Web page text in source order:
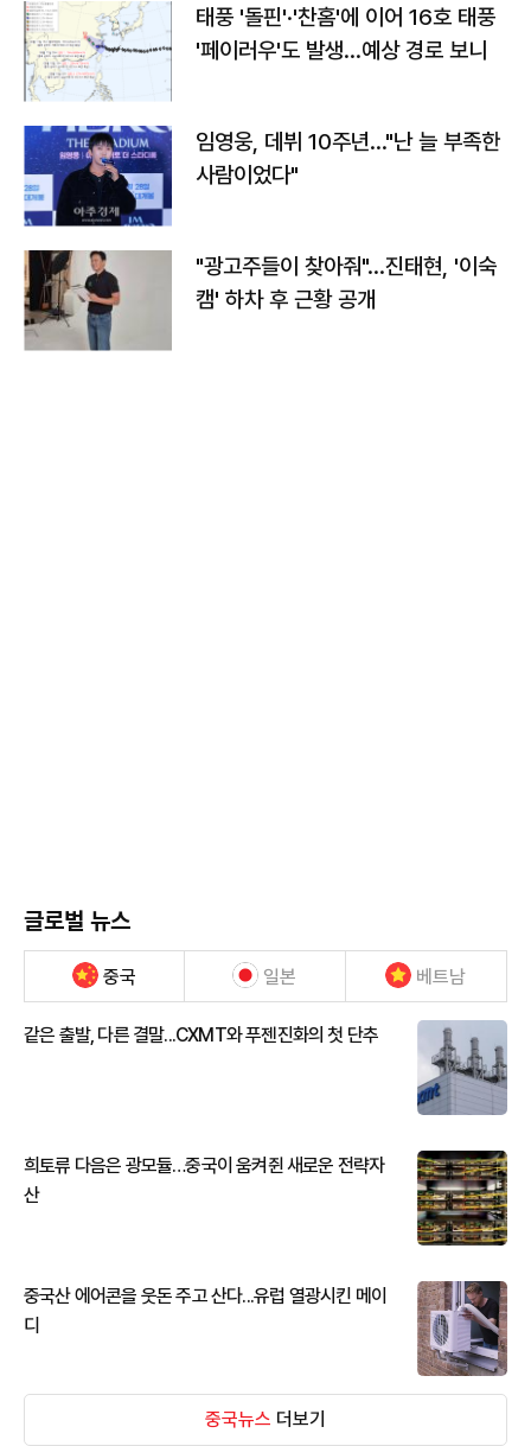
태풍 '돌핀'·'찬홈'에 이어 16호 태풍
'페이러우'도 발생…예상 경로 보니
임영웅, 데뷔 10주년…"난 늘 부족한
사람이었다"
"광고주들이 찾아줘"…진태현, '이숙
캠' 하차 후 근황 공개
글로벌 뉴스
중국 일본 베트남
같은 출발, 다른 결말...CXMT와 푸젠진화의 첫 단추
희토류 다음은 광모듈…중국이 움켜쥔 새로운 전략자
산
중국산 에어콘을 웃돈 주고 산다...유럽 열광시킨 메이
디
중국뉴스 더보기